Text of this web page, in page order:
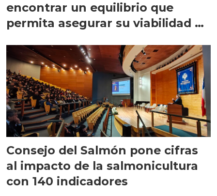
encontrar un equilibrio que
permita asegurar su viabilidad de
Consejo del Salmón pone cifras
al impacto de la salmonicultura
con 140 indicadores